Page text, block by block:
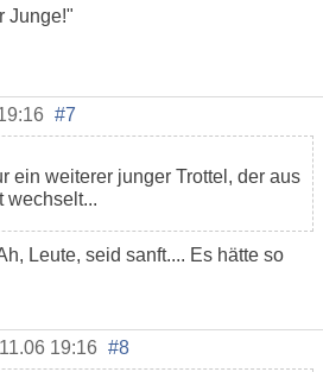
Junge!"
#7
ein weiterer junger Trottel, der aus
wechselt...
Leute, seid sanft.... Es hätte so
19:16 #8